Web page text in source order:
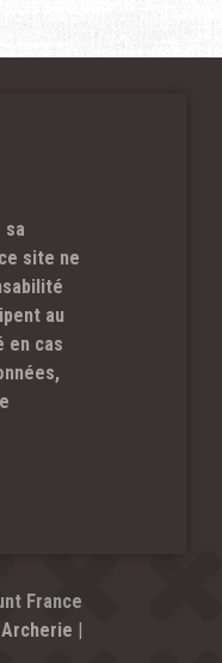
sa
site ne
au
en cas
France
Archerie |